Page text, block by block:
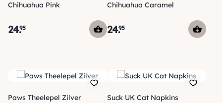
Chihuahua Pink
24.95
Chihuahua Caramel
24.95
Paws Theelepel Zilver Suck UK Cat Napkins